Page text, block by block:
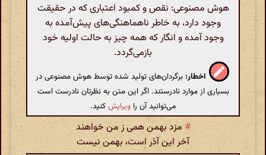
هوش مصنوعی: نقص و کمبود اعتباری که در حقیقت
وجود دارد، به خاطر ناهماهنگی‌های پیش‌آمده به
وجود آمده و انگار که همه چیز به حالت اولیه خود
بازمی‌گردد.
اخطار: برگردان‌های تولید شده توسط هوش مصنوعی در
بسیاری از موارد نادرستند. اگر این متن به نظرتان نادرست است
می‌توانید آن را ویرایشکنید.
# مزد بهمن همی ز من خواهند
آخر این آذر است، بهمن نیست